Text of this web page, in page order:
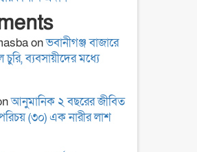
সামাজিক
আন্দোলন ইতিহাসে
শিকার:-
প্রাণ গেল দুই
onভবানীগঞ্জ বাজারে
চুরি, ব্যবসায়ীদের মধ্যে
আনুমানিক ২ বছরের জীবিত
(৩০) এক নারীর লাশ